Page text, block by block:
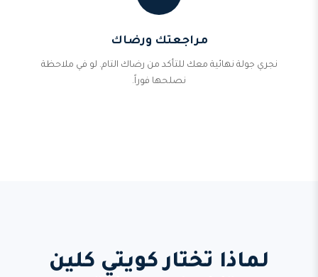
مراجعتك ورضاك
نجري جولة نهائية معك للتأكد من رضاك التام. لو في ملاحظة
نصلحها فوراً.
لماذا تختار كويتي كلين